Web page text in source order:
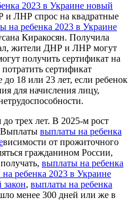
2023 в Украине новый
и ЛНР спрос на квадратные
на ребенка 2023 в Украине
Киракосян. Получила
жители ДНР и ЛНР могут
получить сертификат на
сертификат
18 или 23 лет, если ребенок
для начисления лицу,
трех лет. В 2025-м рост
Выплаты выплаты на ребенка
висимости от прожиточного
гражданином России,
выплаты на ребенка
ребенка 2023 в Украине
, выплаты на ребенка
менее 300 дней или же в